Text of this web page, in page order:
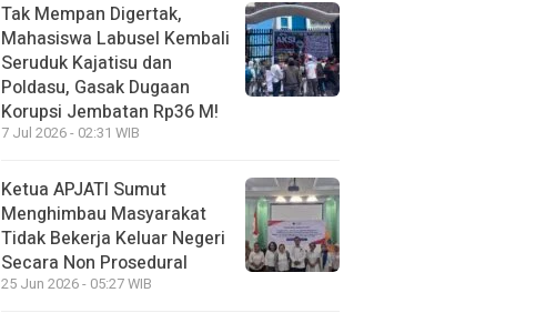
Tak Mempan Digertak,
Mahasiswa Labusel Kembali
Seruduk Kajatisu dan
Poldasu, Gasak Dugaan
Korupsi Jembatan Rp36 M!
7 Jul 2026 - 02:31 WIB
Ketua APJATI Sumut
Menghimbau Masyarakat
Tidak Bekerja Keluar Negeri
Secara Non Prosedural
25 Jun 2026 - 05:27 WIB